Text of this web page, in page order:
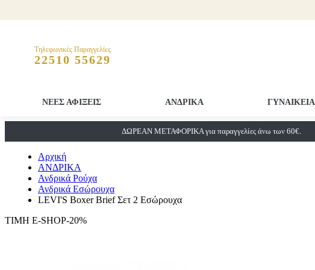
Τηλεφωνικές Παραγγελίες
22510 55629
ΝΕΕΣ ΑΦΙΞΕΙΣ ΑΝΔΡΙΚΑ ΓΥΝΑΙΚΕΙΑ
ΔΩΡΕΑΝ ΜΕΤΑΦΟΡΙΚΑ για παραγγελίες άνω των 60€.
Αρχική
ΑΝΔΡΙΚΑ
Ανδρικά Ρούχα
Ανδρικά Εσώρουχα
LEVI'S Boxer Brief Σετ 2 Εσώρουχα
ΤΙΜΗ E-SHOP-20%